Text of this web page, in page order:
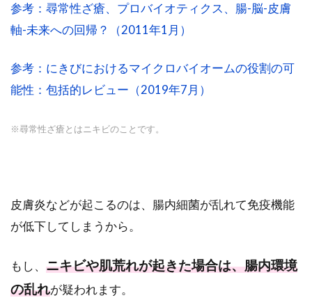
参考：尋常性ざ瘡、プロバイオティクス、腸-脳-皮膚
軸-未来への回帰？（2011年1月）
参考：にきびにおけるマイクロバイオームの役割の可
能性：包括的レビュー（2019年7月）
※尋常性ざ瘡とはニキビのことです。
皮膚炎などが起こるのは、腸内細菌が乱れて免疫機能
が低下してしまうから。
もし、 ニキビや肌荒れが起きた場合は、腸内環境
の乱れが疑われます。